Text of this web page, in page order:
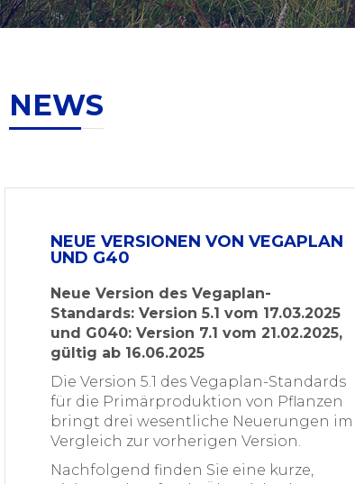
NEWS
NEUE VERSIONEN VON VEGAPLAN
UND G40
Neue Version des Vegaplan-
Standards: Version 5.1 vom 17.03.2025
und G040: Version 7.1 vom 21.02.2025,
gültig ab 16.06.2025
Die Version 5.1 des Vegaplan-Standards
für die Primärproduktion von Pflanzen
bringt drei wesentliche Neuerungen im
Vergleich zur vorherigen Version.
Nachfolgend finden Sie eine kurze,